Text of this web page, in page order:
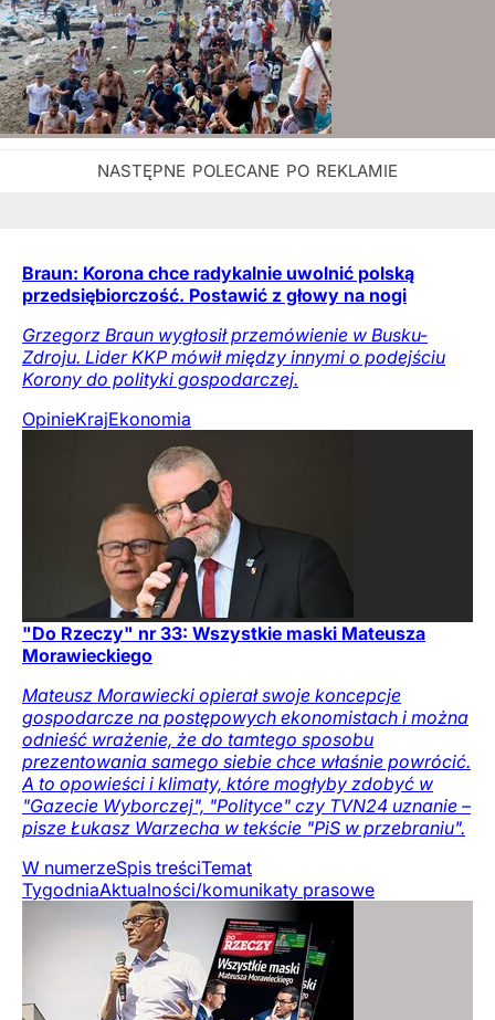
Braun: Korona chce radykalnie uwolnić polską
przedsiębiorczość. Postawić z głowy na nogi
Grzegorz Braun wygłosił przemówienie w Busku-
Zdroju. Lider KKP mówił między innymi o podejściu
Korony do polityki gospodarczej.
OpinieKrajEkonomia
"Do Rzeczy" nr 33: Wszystkie maski Mateusza
Morawieckiego
Mateusz Morawiecki opierał swoje koncepcje
gospodarcze na postępowych ekonomistach i można
odnieść wrażenie, że do tamtego sposobu
prezentowania samego siebie chce właśnie powrócić.
A to opowieści i klimaty, które mogłyby zdobyć w
"Gazecie Wyborczej", "Polityce" czy TVN24 uznanie –
pisze Łukasz Warzecha w tekście "PiS w przebraniu".
W numerzeSpis treściTemat
TygodniaAktualności/komunikaty prasowe